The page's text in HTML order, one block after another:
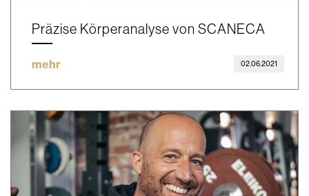
Präzise Körperanalyse von SCANECA
mehr 02.06.2021